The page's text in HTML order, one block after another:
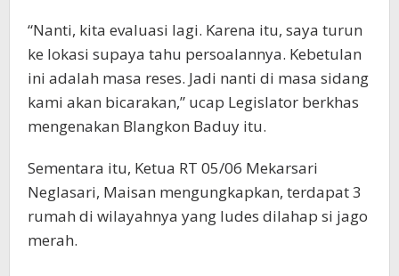
“Nanti, kita evaluasi lagi. Karena itu, saya turun
ke lokasi supaya tahu persoalannya. Kebetulan
ini adalah masa reses. Jadi nanti di masa sidang
kami akan bicarakan,” ucap Legislator berkhas
mengenakan Blangkon Baduy itu.
Sementara itu, Ketua RT 05/06 Mekarsari
Neglasari, Maisan mengungkapkan, terdapat 3
rumah di wilayahnya yang ludes dilahap si jago
merah.